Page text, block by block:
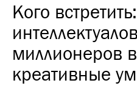
Кого
миллионеров
креативные